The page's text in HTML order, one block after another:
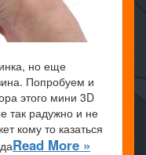
но еще
Попробуем и
этого мини 3D
так радужно и не
кому то казаться
Read More »